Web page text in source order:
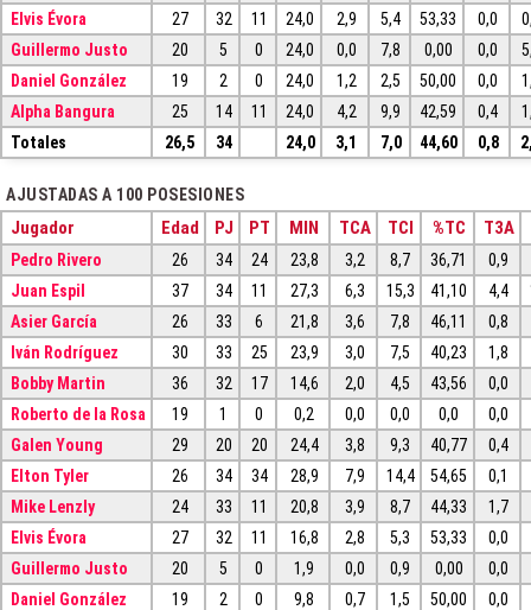
Elvis Évora
27 32 11 24,0 2,9 5,4 53,33 0,0
Guillermo Justo
20 5 0 24,0 0,0 7,8 0,00 0,0
Daniel González
19 2 0 24,0 1,2 2,5 50,00 0,0
Alpha Bangura
25 14 11 24,0 4,2 9,9 42,59 0,4
Totales
26,5 34 24,0 3,1 7,0 44,60 0,8
AJUSTADAS A 100 POSESIONES
Jugador Edad PJ PT MIN TCA TCI %TC T3A
Pedro Rivero 26 34 24 23,8 3,2 8,7 36,71
0,9
Juan Espil
37 34 11 27,3 6,3 15,3 41,10 4,4
Asier García
26 33 6 21,8 3,6 7,8 46,11
0,8
Iván Rodríguez
30 33 25 23,9 3,0 7,5 40,23
1,8
Bobby Martin
36 32 17 14,6 2,0 4,5 43,56
0,0
Roberto de la Rosa
19 1 0 0,2 0,0 0,0 0,0
0,0
Galen Young
29 20 20 24,4 3,8 9,3 40,77
0,4
Elton Tyler
26 34 34 28,9 7,9 14,4 54,65
0,1
Mike Lenzly
24 33 11 20,8 3,9 8,7 44,33
1,7
Elvis Évora
27 32 11 16,8 2,8 5,3 53,33
0,0
Guillermo Justo
20 5 0 1,9 0,0 0,9 0,00
0,0
Daniel González
19 2 0 9,8 0,7 1,5 50,00 0,0